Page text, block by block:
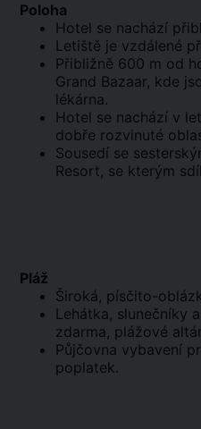
Poloha
Hotel se nachází
Letiště je vzdálené
Přibližně 600 m od
Grand Bazaar, kde
lékárna.
Hotel se nachází v
dobře rozvinuté
Sousedí se
Resort, se kterým
Pláž
Široká, písčito-
Lehátka, slunečníky
zdarma, plážové
Půjčovna vybavení
poplatek.